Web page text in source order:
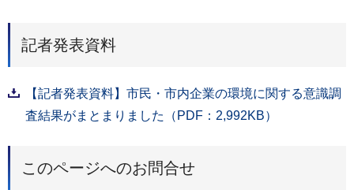
記者発表資料
【記者発表資料】市民・市内企業の環境に関する意識調
査結果がまとまりました（PDF：2,992KB）
このページへのお問合せ